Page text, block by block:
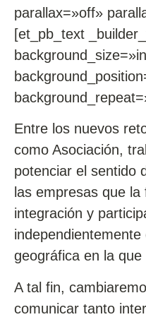
parallax=»off»
[et_pb_text
Entre los nuevos
como Asociación,
potenciar el sentido
las empresas que
integración y
geográfica en la
A tal fin,
comunicar tanto